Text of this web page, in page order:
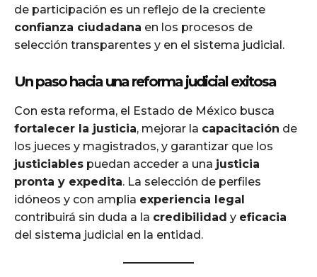
de participación es un reflejo de la creciente
confianza ciudadana en los procesos de
selección transparentes y en el sistema judicial.
Un paso hacia una reforma judicial exitosa
Con esta reforma, el Estado de México busca
fortalecer la justicia, mejorar la capacitación de
los jueces y magistrados, y garantizar que los
justiciables puedan acceder a una justicia
pronta y expedita. La selección de perfiles
idóneos y con amplia experiencia legal
contribuirá sin duda a la credibilidad y eficacia
del sistema judicial en la entidad.